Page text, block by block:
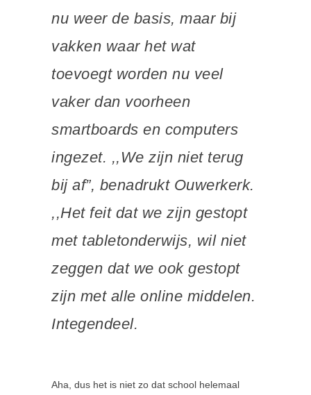
nu weer de basis, maar bij
vakken waar het wat
toevoegt worden nu veel
vaker dan voorheen
smartboards en computers
ingezet. ,,We zijn niet terug
bij af”, benadrukt Ouwerkerk.
,,Het feit dat we zijn gestopt
met tabletonderwijs, wil niet
zeggen dat we ook gestopt
zijn met alle online middelen.
Integendeel.
Aha, dus het is niet zo dat school helemaal